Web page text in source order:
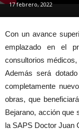
17 febrero, 2022
Con un avance
emplazado en el
consultorios
Además será
completamente
obras, que
Bejarano, acción que
la SAPS Doctor Juan